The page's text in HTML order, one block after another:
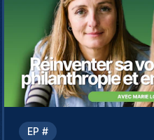
EP #